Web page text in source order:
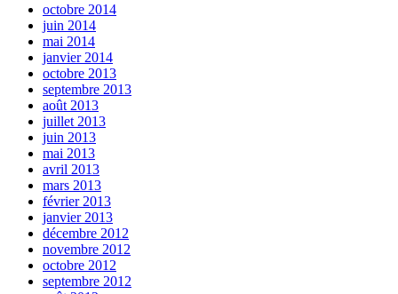
octobre 2014
juin 2014
mai 2014
janvier 2014
octobre 2013
septembre 2013
août 2013
juillet 2013
juin 2013
mai 2013
avril 2013
mars 2013
février 2013
janvier 2013
décembre 2012
novembre 2012
octobre 2012
septembre 2012